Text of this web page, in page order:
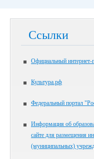
Ссылки
Официальный интернет-
Культура.рф
Федеральный портал
Информация об
сайте для размещения
(муниципальных)